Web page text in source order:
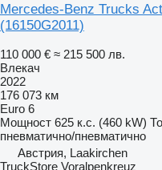
Mercedes-Benz Trucks
(16150G2011)
110 000 € ≈ 215 500 лв.
Влекач
2022
176 073 км
Euro 6
Мощност 625 к.с. (460 kW)
пневматично/пневматично
Австрия, Laakirchen
TruckStore Voralpenkreuz